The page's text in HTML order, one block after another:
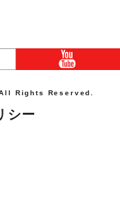
Rights Reserved.
シー